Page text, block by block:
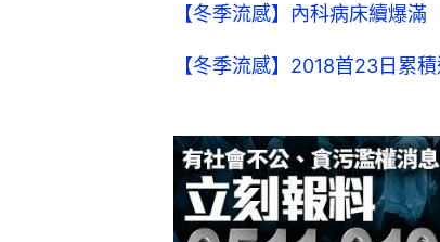
【冬季流感】內科病床續爆
【冬季流感】2018首23日累